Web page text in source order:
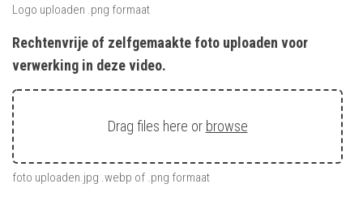
Logo uploaden .png formaat
Rechtenvrije of zelfgemaakte foto uploaden voor
verwerking in deze video.
Drag files here or browse
foto uploaden.jpg .webp of .png formaat